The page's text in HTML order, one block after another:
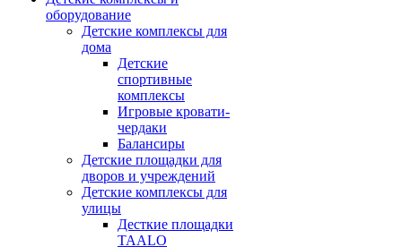
оборудование
Детские комплексы для
дома
Детские
спортивные
комплексы
Игровые кровати-
чердаки
Балансиры
Детские площадки для
дворов и учреждений
Детские комплексы для
улицы
Десткие площадки
TAALO